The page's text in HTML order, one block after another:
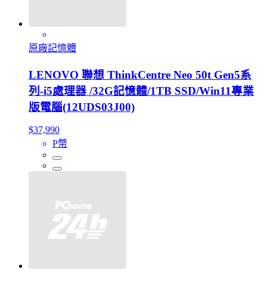
原廠記憶體
LENOVO 聯想 ThinkCentre Neo 50t Gen5系
列-i5處理器 /32G記憶體/1TB SSD/Win11專業
版電腦(12UDS03J00)
$37,990
P幣